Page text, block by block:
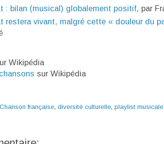
: bilan (musical) globalement positif, par
restera vivant, malgré cette « douleur du
Wikipédia
sur Wikipédia
Chanson française, diversité culturelle, playlist musicale